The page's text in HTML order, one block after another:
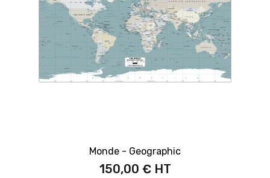
Monde - Geographic
150,00 €